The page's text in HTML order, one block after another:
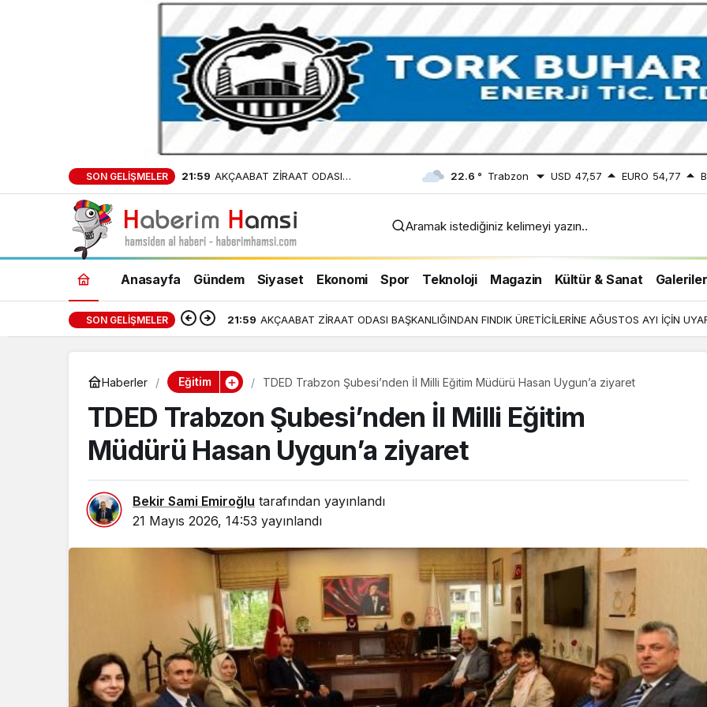
SON GELIŞMELER 21:59 AKÇAABAT ZİRAAT ODASI
BAŞKANLIĞINDAN FINDIK
ÜRETİCİLERİNE AĞUSTOS AYI İÇİN
22.6 ° Trabzon USD 47,57 EURO 54,77
Aramak istediğiniz kelimeyi yazın..
Anasayfa Gündem Siyaset Ekonomi Spor Teknoloji Magazin Kültür & Sanat Galeriler
SON GELIŞMELER 21:59 AKÇAABAT ZİRAAT ODASI BAŞKANLIĞINDAN FINDIK ÜRETİCİLERİNE AĞUSTOS AYI İÇİN
Haberler Eğitim TDED Trabzon Şubesi’nden İl Milli Eğitim Müdürü Hasan Uygun’a ziyaret
TDED Trabzon Şubesi’nden İl Milli Eğitim
Müdürü Hasan Uygun’a ziyaret
Bekir Sami Emiroğlu tarafından yayınlandı
21 Mayıs 2026, 14:53 yayınlandı